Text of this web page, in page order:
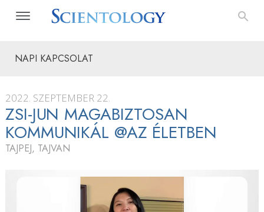
NAPI KAPCSOLAT
2022. SZEPTEMBER 22.
ZSI-JUN MAGABIZTOSAN
KOMMUNIKÁL @AZ ÉLETBEN
TAJPEJ, TAJVAN